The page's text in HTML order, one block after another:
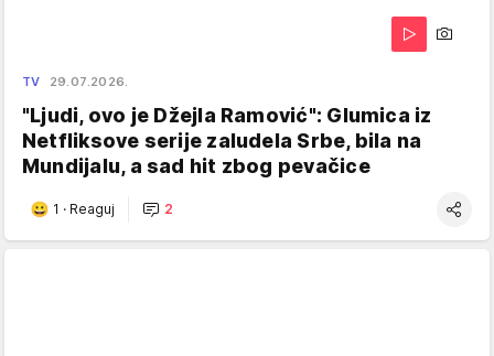
TV 29.07.2026.
"Ljudi, ovo je Džejla Ramović": Glumica iz
Netfliksove serije zaludela Srbe, bila na
Mundijalu, a sad hit zbog pevačice
1 · Reaguj 2